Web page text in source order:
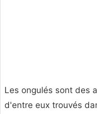
Les ongulés sont des
d'entre eux trouvés